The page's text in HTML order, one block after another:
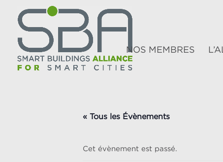
NOS MEMBRES
« Tous les Évènements
Cet évènement est passé.